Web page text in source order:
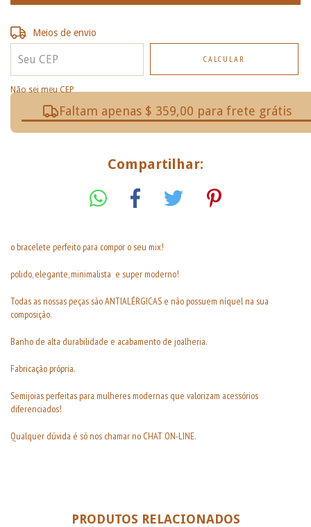
Entregas para o CEP:
Meios de envio
CALCULAR
Não sei meu CEP
Faltam apenas $ 359,00 para frete grátis
Compartilhar:
o bracelete perfeito para compor o seu mix!
polido, elegante, minimalista e super moderno!
Todas as nossas peças são ANTIALÉRGICAS e não possuem níquel na sua
composição.
Banho de alta durabilidade e acabamento de joalheria.
Fabricação própria.
Semijoias perfeitas para mulheres modernas que valorizam acessórios
diferenciados!
Qualquer dúvida é só nos chamar no CHAT ON-LINE.
PRODUTOS RELACIONADOS